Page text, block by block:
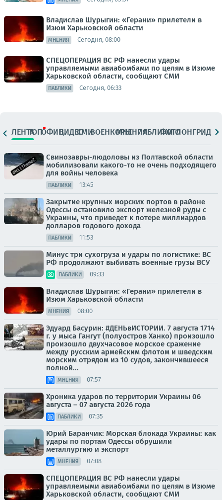
Владислав Шурыгин: «Герани» прилетели в
Изюм Харьковской области
МНЕНИЯ Сегодня, 08:00
СПЕЦОПЕРАЦИЯ ВС РФ нанесли удары
управляемыми авиабомбами по целям в Изюме
Харьковской области, сообщают СМИ
ПАБЛИКИ Сегодня, 06:33
ЛЕНТАТОПОФИЦ.ВИДЕОСМИВОЕНКОРЫМНЕНИЯПАБЛИКИ
ФОТОЛОНГРИДЫ
Свинозавры-людоловы из Полтавской области
мобилизовали какого-то не очень подходящего
для войны человека
ПАБЛИКИ 13:45
Закрытие крупных морских портов в районе
Одессы остановило экспорт железной руды с
Украины, что приведет к потере миллиардов
долларов годового дохода
ПАБЛИКИ 11:53
Минус три сухогруза и удары по логистике: ВС
РФ продолжают выбивать военные грузы ВСУ
ПАБЛИКИ 09:33
Владислав Шурыгин: «Герани» прилетели в
Изюм Харьковской области
МНЕНИЯ 08:00
Эдуард Басурин: #ДЕНЬвИСТОРИИ. 7 августа 1714
г. у мыса Гангут (полуостров Ханко) произошло
произошло двухчасовое морское сражение
между русским армейским флотом и шведским
морским отрядом из 10 судов, закончившееся
полной...
МНЕНИЯ 07:57
Хроника ударов по территории Украины 06
августа – 07 августа 2026 года
ПАБЛИКИ 07:35
Юрий Баранчик: Морская блокада Украины: как
удары по портам Одессы обрушили
металлургию и экспорт
МНЕНИЯ 07:08
СПЕЦОПЕРАЦИЯ ВС РФ нанесли удары
управляемыми авиабомбами по целям в Изюме
Харьковской области, сообщают СМИ